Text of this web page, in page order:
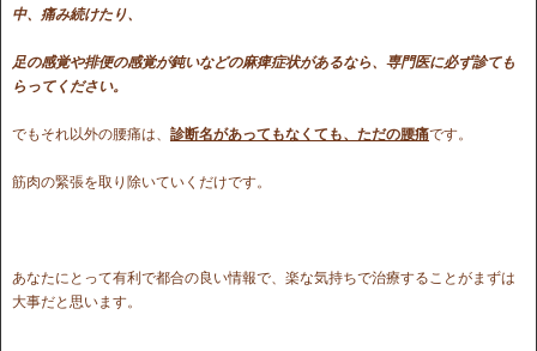
中、痛み続けたり、
足の感覚や排便の感覚が鈍いなどの麻痺症状があるなら、専門医に必ず診ても
らってください。
でもそれ以外の腰痛は、 診断名があってもなくても、ただの腰痛です。
筋肉の緊張を取り除いていくだけです。
あなたにとって有利で都合の良い情報で、楽な気持ちで治療することがまずは
大事だと思います。